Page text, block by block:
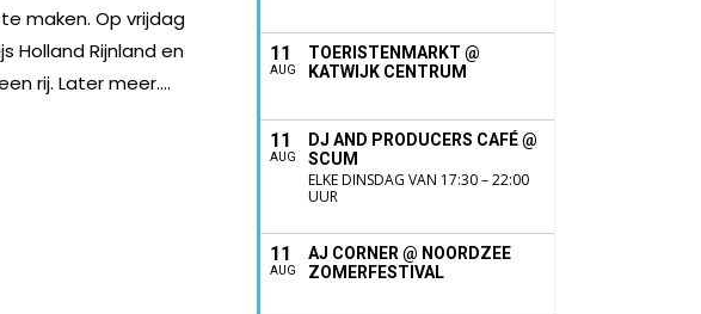
maken. Op vrijdag
Holland Rijnland en
rij. Later meer….
11
AUG
TOERISTENMARKT @
KATWIJK CENTRUM
11
AUG
DJ AND PRODUCERS CAFÉ @
SCUM
ELKE DINSDAG VAN 17:30 – 22:00
UUR
11
AUG
AJ CORNER @ NOORDZEE
ZOMERFESTIVAL